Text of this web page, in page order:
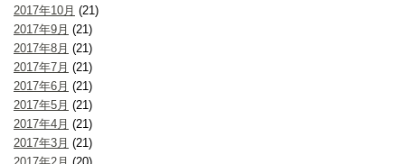
2017年10月 (21)
2017年9月 (21)
2017年8月 (21)
2017年7月 (21)
2017年6月 (21)
2017年5月 (21)
2017年4月 (21)
2017年3月 (21)